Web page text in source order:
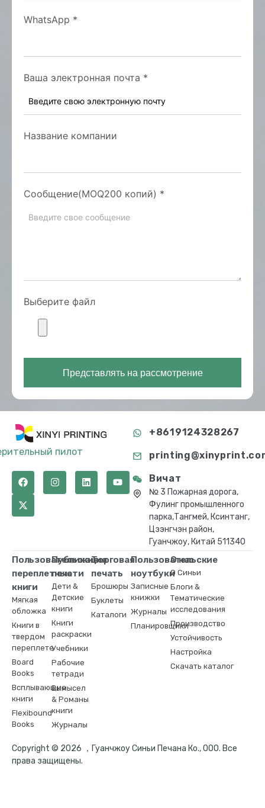
WhatsApp *
Ваша электронная почта *
Название компании
Сообщение(MOQ200 копий) *
Выберите файл
Представлять на рассмотрение
пилот
+8619124328267
Вичат
№ 3 Пожарная дорога,
Фулинг промышленного
парка,Тангмей, Ксинтанг,
Цзэнгчэн район,
Гуанчжоу, Китай 511340
Пользовательские
переплетные
книги
Мягкая
обложка
Книги в
твердом
переплете
Board
Books
Всплывающие
книги
Flexibound
Books
Публикация
печати
Дети &
Детские
книги
Книги
раскраски
Учебники
Рабочие
тетради
Вымысел
& Романы
книги
Журналы
Торговая
печать
Брошюры
Буклеты
Каталоги
Пользовательские
ноутбуки
Записные
книжки
Журналы
Планировщики
О нас
О Синьи
Блоги &
Тематические
исследования
Производство
Устойчивость
Настройка
Скачать каталог
Copyright © 2026 ，Гуанчжоу Синьи Печана Ко., ООО. Все
права защищены.